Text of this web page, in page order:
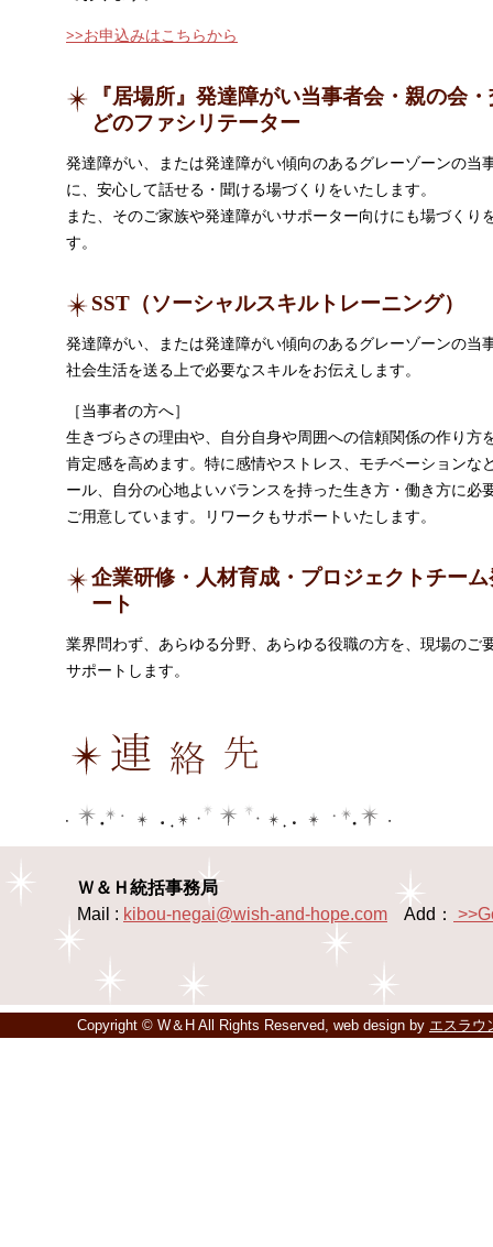
>>お申込みはこちらから
『居場所』発達障がい当事者会・親の会
どのファシリテーター
発達障がい、または発達障がい傾向のあるグレーゾーンの当
に、安心して話せる・聞ける場づくりをいたします。
また、そのご家族や発達障がいサポーター向けにも場づくり
す。
SST（ソーシャルスキルトレーニング）
発達障がい、または発達障がい傾向のあるグレーゾーンの当
社会生活を送る上で必要なスキルをお伝えします。
［当事者の方へ］
生きづらさの理由や、自分自身や周囲への信頼関係の作り方
肯定感を高めます。特に感情やストレス、モチベーションな
ール、自分の心地よいバランスを持った生き方・働き方に必
ご用意しています。リワークもサポートいたします。
企業研修・人材育成・プロジェクトチー
ート
業界問わず、あらゆる分野、あらゆる役職の方を、現場のご
サポートします。
Ｗ＆Ｈ統括事務局
Mail : kibou-negai@wish-and-hope.com Add：
Copyright © W＆H All Rights Reserved, web design by エスラウ